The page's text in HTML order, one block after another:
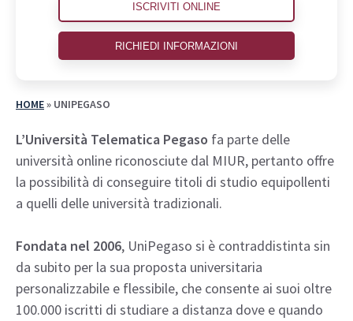
HOME» UNIPEGASO
L’Università Telematica Pegaso fa parte delle
università online riconosciute dal MIUR, pertanto offre
la possibilità di conseguire titoli di studio equipollenti
a quelli delle università tradizionali.
Fondata nel 2006, UniPegaso si è contraddistinta sin
da subito per la sua proposta universitaria
personalizzabile e flessibile, che consente ai suoi oltre
100.000 iscritti di studiare a distanza dove e quando
ISCRIVITI ONLINE
RICHIEDI INFORMAZIONI